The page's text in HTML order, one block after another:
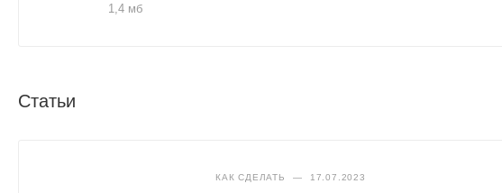
1,4 мб
Статьи
КАК СДЕЛАТЬ — 17.07.2023